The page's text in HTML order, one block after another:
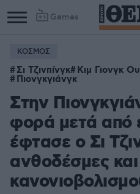
Games
ΚΟΣΜΟΣ
Σι Τζινπίνγκ Κιμ Γιονγκ
Πιονγκγιάνγκ
Στην
φορά μετά από
έφτασε ο Σι
ανθοδέσμες και